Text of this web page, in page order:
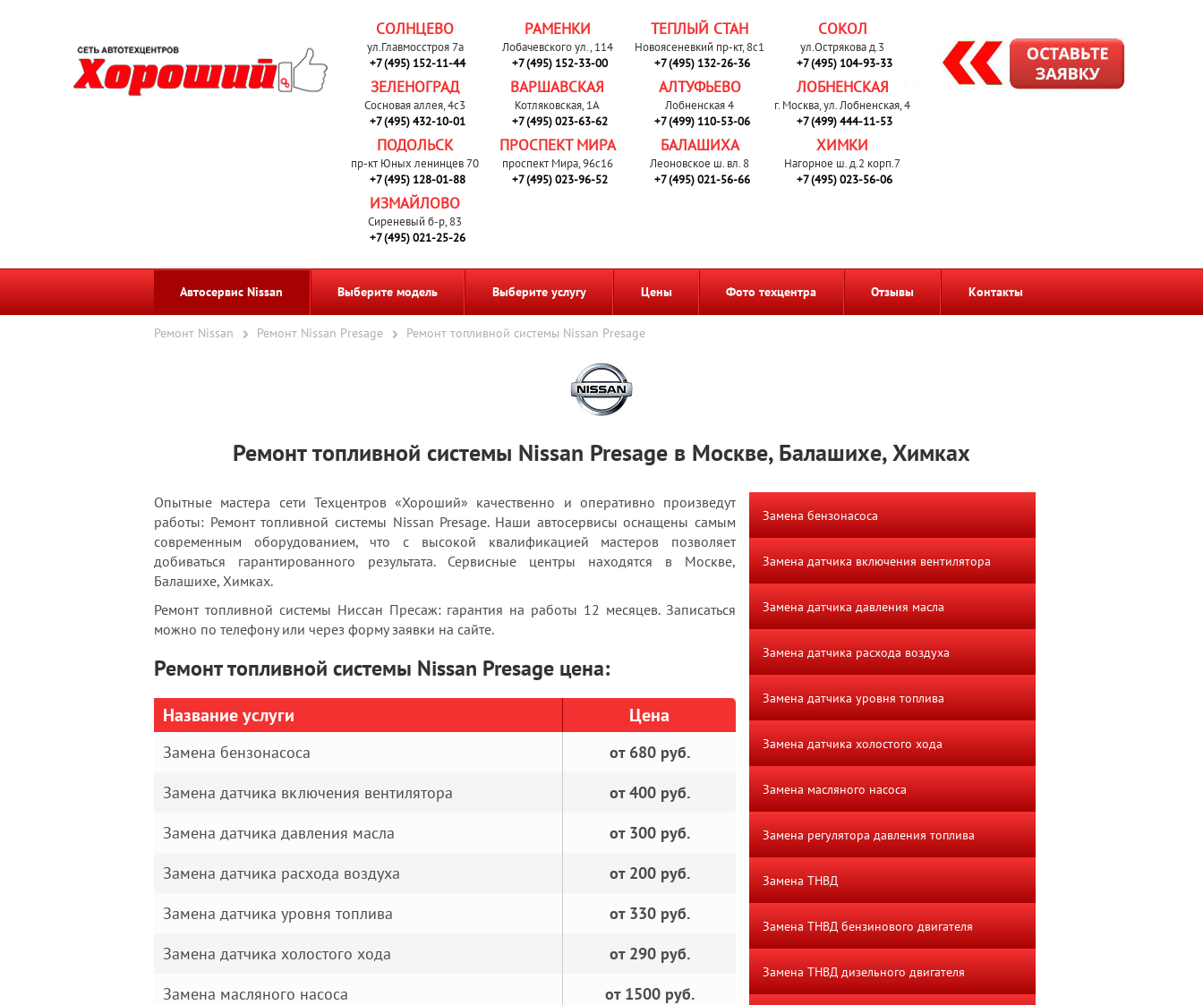
СОЛНЦЕВО
ул.Главмосстроя 7а
+7 (495) 152-11-44
РАМЕНКИ
Лобачевского ул., 114
+7 (495) 152-33-00
ТЕПЛЫЙ СТАН
Новоясеневкий пр-кт, 8с1
+7 (495) 132-26-36
СОКОЛ
ул.Острякова д.3
+7 (495) 104-93-33
ЗЕЛЕНОГРАД
Сосновая аллея, 4с3
+7 (495) 432-10-01
ВАРШАВСКАЯ
Котляковская, 1А
+7 (495) 023-63-62
АЛТУФЬЕВО
Лобненская 4
+7 (499) 110-53-06
ЛОБНЕНСКАЯ
г. Москва, ул. Лобненская, 4
+7 (499) 444-11-53
ПОДОЛЬСК
пр-кт Юных ленинцев 70
+7 (495) 128-01-88
ПРОСПЕКТ МИРА
проспект Мира, 96с16
+7 (495) 023-96-52
БАЛАШИХА
Леоновское ш. вл. 8
+7 (495) 021-56-66
ХИМКИ
Нагорное ш. д.2 корп.7
+7 (495) 023-56-06
ИЗМАЙЛОВО
Сиреневый б-р, 83
+7 (495) 021-25-26
Автосервис Nissan Выберите модель Выберите услугу Цены Фото техцентра Отзывы Контакты
Ремонт Nissan Ремонт Nissan Presage Ремонт топливной системы Nissan Presage
Ремонт топливной системы Nissan Presage в Москве, Балашихе, Химках
Опытные мастера сети Техцентров «Хороший» качественно и оперативно произведут
работы: Ремонт топливной системы Nissan Presage. Наши автосервисы оснащены самым
современным оборудованием, что с высокой квалификацией мастеров позволяет
добиваться гарантированного результата. Сервисные центры находятся в Москве,
Балашихе, Химках.
Ремонт топливной системы Ниссан Пресаж: гарантия на работы 12 месяцев. Записаться
можно по телефону или через форму заявки на сайте.
Ремонт топливной системы Nissan Presage цена:
Название услуги Цена
Замена бензонасоса
от 680 руб.
Замена датчика включения вентилятора
от 400 руб.
Замена датчика давления масла
от 300 руб.
Замена датчика расхода воздуха
от 200 руб.
Замена датчика уровня топлива
от 330 руб.
Замена датчика холостого хода
от 290 руб.
Замена масляного насоса
от 1500 руб.
Замена бензонасоса
Замена датчика включения вентилятора
Замена датчика давления масла
Замена датчика расхода воздуха
Замена датчика уровня топлива
Замена датчика холостого хода
Замена масляного насоса
Замена регулятора давления топлива
Замена ТНВД
Замена ТНВД бензинового двигателя
Замена ТНВД дизельного двигателя